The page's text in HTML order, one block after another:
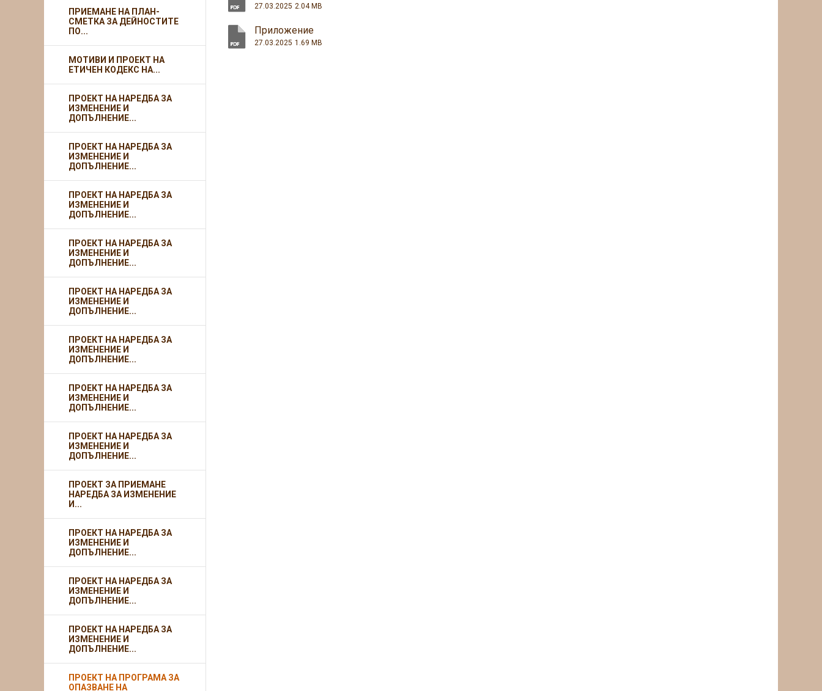
27.03.2025 2.04 MB
Приложение
27.03.2025 1.69 MB
ПРИЕМАНЕ НА ПЛАН-
СМЕТКА ЗА ДЕЙНОСТИТЕ
ПО...
МОТИВИ И ПРОЕКТ НА
ЕТИЧЕН КОДЕКС НА...
ПРОЕКТ НА НАРЕДБА ЗА
ИЗМЕНЕНИЕ И
ДОПЪЛНЕНИЕ...
ПРОЕКТ НА НАРЕДБА ЗА
ИЗМЕНЕНИЕ И
ДОПЪЛНЕНИЕ...
ПРОЕКТ НА НАРЕДБА ЗА
ИЗМЕНЕНИЕ И
ДОПЪЛНЕНИЕ...
ПРОЕКТ НА НАРЕДБА ЗА
ИЗМЕНЕНИЕ И
ДОПЪЛНЕНИЕ...
ПРОЕКТ НА НАРЕДБА ЗА
ИЗМЕНЕНИЕ И
ДОПЪЛНЕНИЕ...
ПРОЕКТ НА НАРЕДБА ЗА
ИЗМЕНЕНИЕ И
ДОПЪЛНЕНИЕ...
ПРОЕКТ НА НАРЕДБА ЗА
ИЗМЕНЕНИЕ И
ДОПЪЛНЕНИЕ...
ПРОЕКТ НА НАРЕДБА ЗА
ИЗМЕНЕНИЕ И
ДОПЪЛНЕНИЕ...
ПРОЕКТ ЗА ПРИЕМАНЕ
НАРЕДБА ЗА ИЗМЕНЕНИЕ
И...
ПРОЕКТ НА НАРЕДБА ЗА
ИЗМЕНЕНИЕ И
ДОПЪЛНЕНИЕ...
ПРОЕКТ НА НАРЕДБА ЗА
ИЗМЕНЕНИЕ И
ДОПЪЛНЕНИЕ...
ПРОЕКТ НА НАРЕДБА ЗА
ИЗМЕНЕНИЕ И
ДОПЪЛНЕНИЕ...
ПРОЕКТ НА ПРОГРАМА ЗА
ОПАЗВАНЕ НА